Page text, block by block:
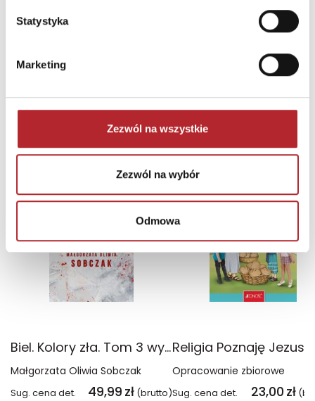
Statystyka
Marketing
Zezwól na wszystkie
Zezwól na wybór
Odmowa
NAJCZĘŚCIEJ KUPOWANE
Biel. Kolory zła. Tom 3 wyd. 2025
Małgorzata Oliwia Sobczak
Sug. cena det. 49,99 zł (brutto)
TOP 100
Opracowanie zbiorowe
Sug. cena det. 23,00 zł